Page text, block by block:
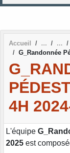
Accueil
G_Randonnée
4H
L'équipe
2025 est